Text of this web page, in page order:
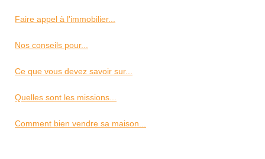
Faire appel à l'immobilier...
Nos conseils pour...
Ce que vous devez savoir sur...
Quelles sont les missions...
Comment bien vendre sa maison...